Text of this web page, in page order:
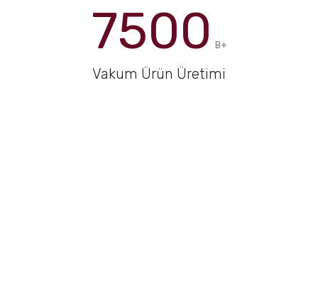
7500 B+
Vakum Ürün Üretimi